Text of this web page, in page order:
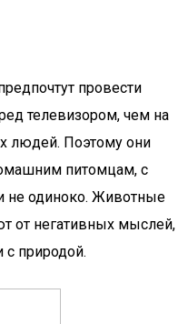
провести
телевизором, чем на
людей. Поэтому они
питомцам, с
не одиноко. Животные
от негативных мыслей,
с природой.